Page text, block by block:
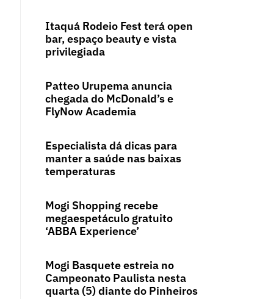
Itaquá Rodeio Fest terá open
bar, espaço beauty e vista
privilegiada
Patteo Urupema anuncia
chegada do McDonald’s e
FlyNow Academia
Especialista dá dicas para
manter a saúde nas baixas
temperaturas
Mogi Shopping recebe
megaespetáculo gratuito
‘ABBA Experience’
Mogi Basquete estreia no
Campeonato Paulista nesta
quarta (5) diante do Pinheiros